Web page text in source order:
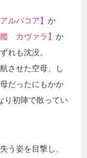
ルバコア】 か
艦 カヴァラ】 か
れも沈没。
させた空母、し
だったにもかか
り初陣で散ってい
う姿を目撃し、